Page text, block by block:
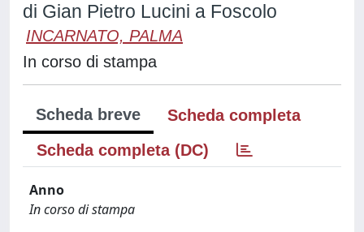
di Gian Pietro Lucini a Foscolo
INCARNATO, PALMA
In corso di stampa
Scheda breve
Scheda completa
Scheda completa (DC)
Anno
In corso di stampa